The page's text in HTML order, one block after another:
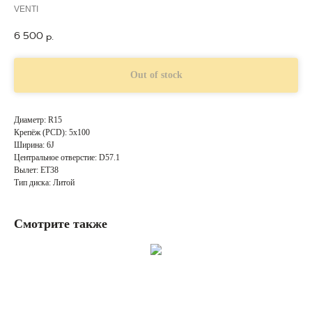
VENTI
6 500 р.
Out of stock
Диаметр: R15
Крепёж (PCD): 5x100
Ширина: 6J
Центральное отверстие: D57.1
Вылет: ET38
Тип диска: Литой
Смотрите также